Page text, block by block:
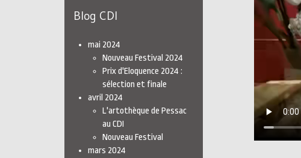
Blog CDI
mai 2024
Nouveau Festival 2024
Prix d'Eloquence 2024 :
sélection et finale
avril 2024
L'artothèque de Pessac
au CDI
Nouveau Festival
mars 2024